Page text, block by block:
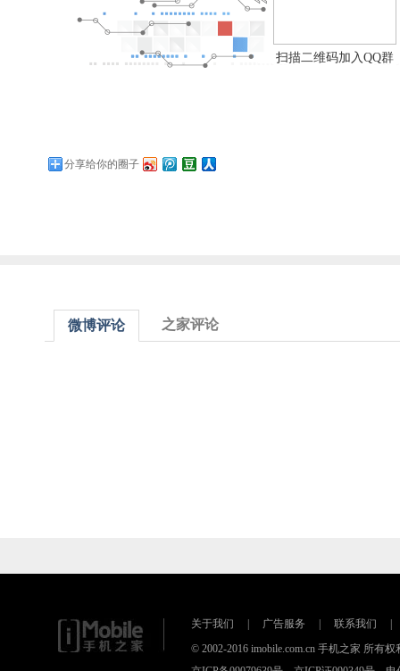
扫描二维码加入QQ群
分享给你的圈子
微博评论 之家评论
关于我们 广告服务 联系我们
© 2002-2016 imobile.com.cn 手机之家 所有